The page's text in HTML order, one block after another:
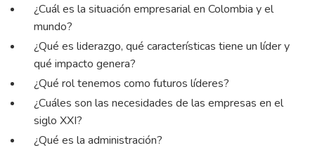
¿Cuál es la situación empresarial en Colombia y el
mundo?
¿Qué es liderazgo, qué características tiene un líder y
qué impacto genera?
¿Qué rol tenemos como futuros líderes?
¿Cuáles son las necesidades de las empresas en el
siglo XXI?
¿Qué es la administración?